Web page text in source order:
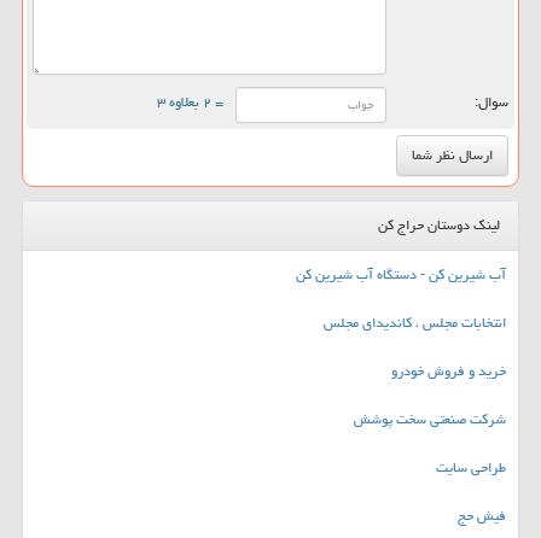
سوال: = ۲ بعلاوه ۳
لینک دوستان حراج کن
آب شیرین کن - دستگاه آب شیرین کن
انتخابات مجلس ، کاندیدای مجلس
خرید و فروش خودرو
شرکت صنعتی سخت پوشش
طراحی سایت
فیش حج